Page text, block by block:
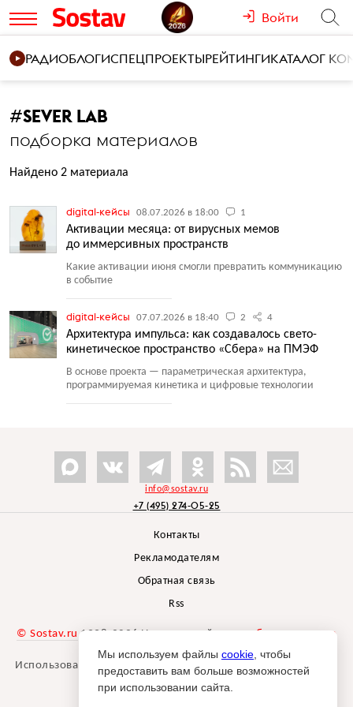
Войти
РАДИОБЛОГИСПЕЦПРОЕКТЫРЕЙТИНГИКАТАЛОГ
#SEVER LAB
подборка материалов
Найдено 2 материала
digital-кейсы 08.07.2026 в 18:00 1
Активации месяца: от вирусных мемов
до иммерсивных пространств
Какие активации июня смогли превратить коммуникацию
в событие
digital-кейсы 07.07.2026 в 18:40 2 4
Архитектура импульса: как создавалось свето-
кинетическое пространство «Сбера» на ПМЭФ
В основе проекта — параметрическая архитектура,
программируемая кинетика и цифровые технологии
info@sostav.ru
+7 (495) 274-05-25
Контакты
Рекламодателям
Обратная связь
Rss
© Sostav.ru 1998-2026 Независимый проектбрендингового
агентства Depot
Использование материалов Sostav.ru допустимо только при
указании источника.
Мы используем файлы cookie , чтобы
предоставить вам больше возможностей
при использовании сайта.